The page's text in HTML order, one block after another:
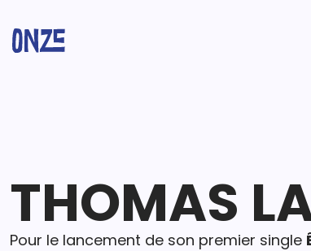
THOMAS
Pour le lancement de son premier single